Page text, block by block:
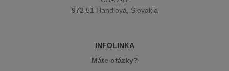
972 51 Handlová, Slovakia
INFOLINKA
Máte otázky?